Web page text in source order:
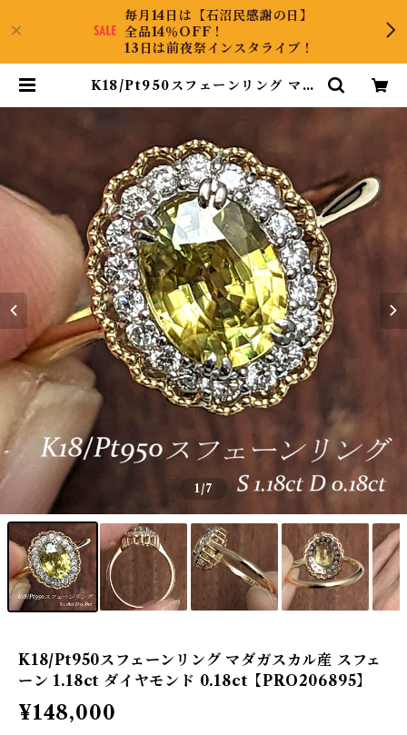
毎月14日は【石沼民感謝の日】
全品14％OFF！
13日は前夜祭インスタライブ！
K18/Pt950スフェーンリング マダ
1/7
K18/Pt950スフェーンリング マダガスカル産 スフェ
ーン 1.18ct ダイヤモンド 0.18ct【PRO206895】
¥148,000